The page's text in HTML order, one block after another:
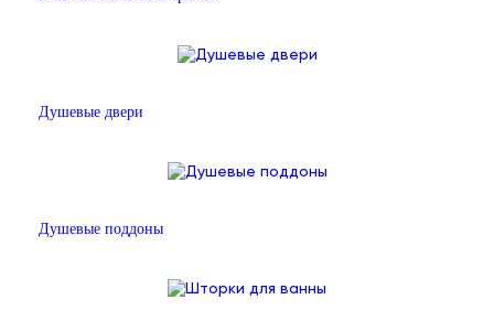
Душевые двери
Душевые поддоны